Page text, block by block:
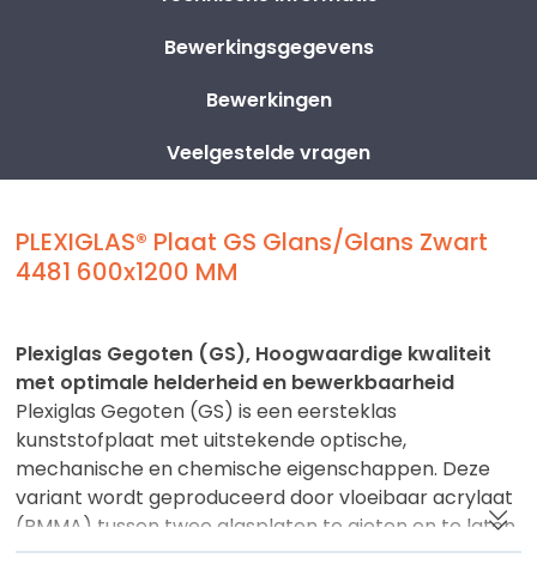
Bewerkingsgegevens
Bewerkingen
Veelgestelde vragen
PLEXIGLAS® Plaat GS Glans/Glans Zwart
4481 600x1200 MM
Plexiglas Gegoten (GS), Hoogwaardige kwaliteit
met optimale helderheid en bewerkbaarheid
Plexiglas Gegoten (GS) is een eersteklas
kunststofplaat met uitstekende optische,
mechanische en chemische eigenschappen. Deze
variant wordt geproduceerd door vloeibaar acrylaat
(PMMA) tussen twee glasplaten te gieten en te laten
uitharden. Het resultaat is een spanningsvrije, zeer